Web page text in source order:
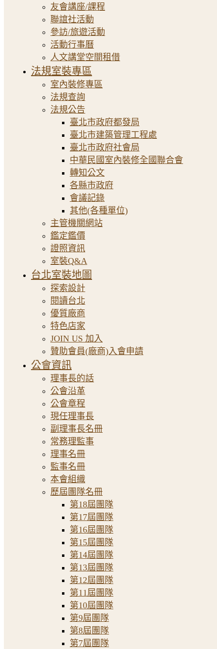
友會講座/課程
聯誼社活動
參訪/旅遊活動
活動行事曆
人文講堂空間租借
法規室裝專區
室內裝修專區
法規查詢
法規公告
臺北市政府都發局
臺北市建築管理工程處
臺北市政府社會局
中華民國室內裝修全國聯合會
轉知公文
各縣市政府
會議記錄
其他(各種單位)
主管機關網站
鑑定鑑價
證照資訊
室裝Q&A
台北室裝地圖
探索設計
閱讀台北
優質廠商
特色店家
JOIN US 加入
贊助會員(廠商)入會申請
公會資訊
理事長的話
公會沿革
公會章程
現任理事長
副理事長名冊
常務理監事
理事名冊
監事名冊
本會組織
歷屆團隊名冊
第18屆團隊
第17屆團隊
第16屆團隊
第15屆團隊
第14屆團隊
第13屆團隊
第12屆團隊
第11屆團隊
第10屆團隊
第9屆團隊
第8屆團隊
第7屆團隊